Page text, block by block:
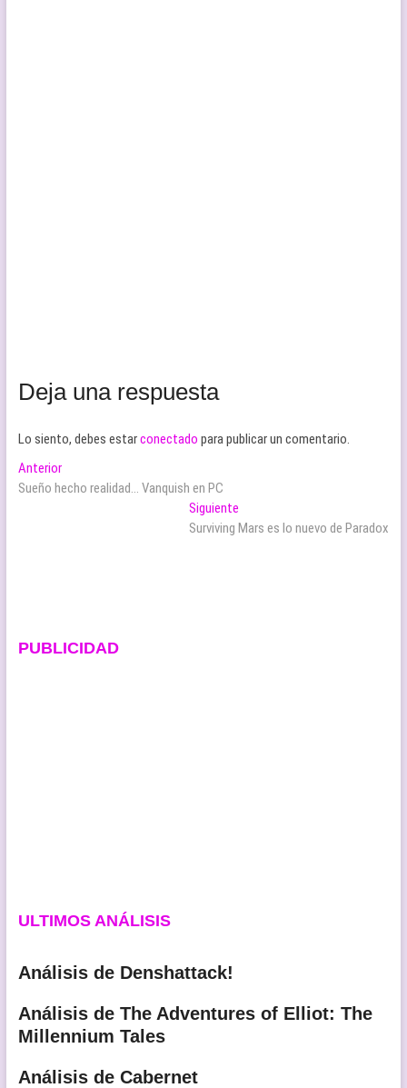
Deja una respuesta
Lo siento, debes estarconectado para publicar un comentario.
Navegación
de
AnteriorEntrada
anterior:
Sueño hecho realidad… Vanquish en PC
Siguiente
siguiente:
Surviving Mars es lo nuevo de Paradox
PUBLICIDAD
ULTIMOS ANÁLISIS
Análisis de Denshattack!
Análisis de The Adventures of Elliot: The
Millennium Tales
Análisis de Cabernet